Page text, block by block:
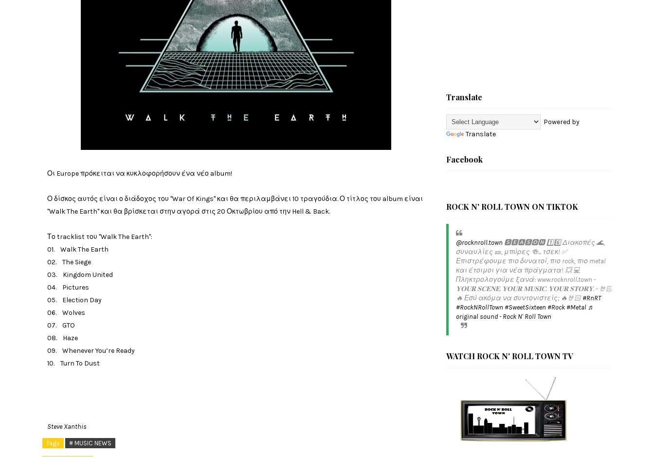
Οι Europe πρόκειται να κυκλοφορήσουν ένα νέο album!
Ο δίσκος αυτός είναι ο διάδοχος του "War Of Kings" και θα περιλαμβάνει 10 τραγούδια. Ο τίτλος του album είναι
"Walk The Earth" και θα βρίσκεται στην αγορά στις 20 Οκτωβρίου από την Hell & Back.
Το tracklist του "Walk The Earth":
01. Walk The Earth
02. The Siege
03. Kingdom United
04. Pictures
05. Election Day
06. Wolves
07. GTO
08. Haze
09. Whenever You’re Ready
10. Turn To Dust
Steve Xanthis
Tags # MUSIC NEWS
Translate
Powered by
Translate
Facebook
ROCK N' ROLL TOWN ON TIKTOK
@rocknroll.town 🆂🅴🅰🆂🅾🅽 1️⃣6️⃣ Διακοπές 🌊,
συναυλίες 🎫, μπύρες 🍻... τσεκ! ✅️
Επιστρέφουμε πιο δυνατοί, πιο rock, πιο metal
και έτοιμοι για νέα πράγματα! 💥 💻
Πληκτρολογούμε ξανά: www.rocknroll.town -
𝐘𝐎𝐔𝐑 𝐒𝐂𝐄𝐍𝐄. 𝐘𝐎𝐔𝐑 𝐌𝐔𝐒𝐈𝐂. 𝐘𝐎𝐔𝐑 𝐒𝐓𝐎𝐑𝐘. - 🤘🏻
🔥 Εσύ ακόμα να συντονιστείς; 🔥🤘🏻#RnRT
#RockNRollTown #SweetSixteen #Rock #Metal ♬
original sound - Rock N' Roll Town
WATCH ROCK N' ROLL TOWN TV